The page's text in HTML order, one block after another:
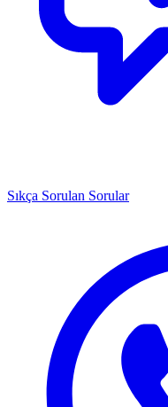
Sıkça Sorulan Sorular